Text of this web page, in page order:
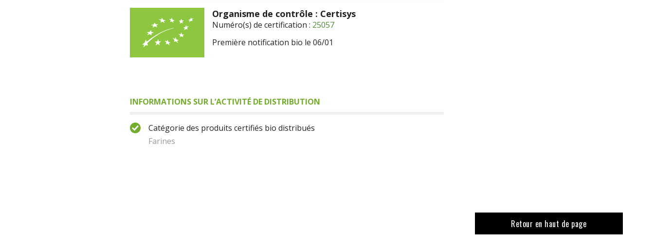
Organisme de contrôle : Certisys
Numéro(s) de certification : 25057
Première notification bio le 06/01
INFORMATIONS SUR L’ACTIVITÉ DE DISTRIBUTION
Catégorie des produits certifiés bio distribués
Farines
Retour en haut de page